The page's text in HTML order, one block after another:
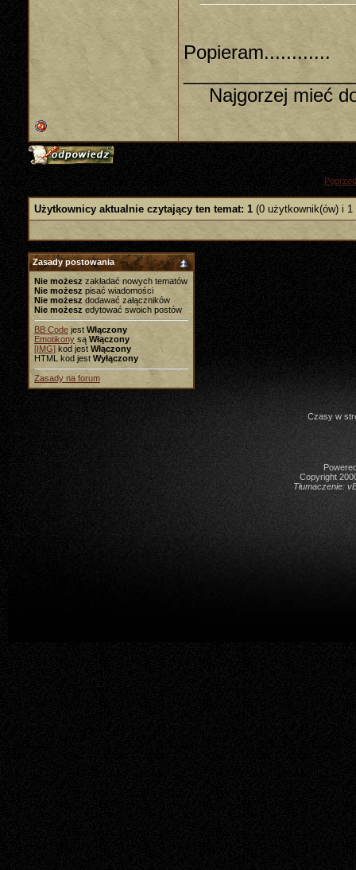
Popieram............
Najgorzej mieć
Użytkownicy aktualnie czytający ten temat: 1 (0 użytkownik(ów) i 1
Zasady postowania
Nie możesz zakładać nowych tematów
Nie możesz pisać wiadomości
Nie możesz dodawać załączników
Nie możesz edytować swoich postów
BB Code jest Włączony
Emotikony są Włączony
[IMG] kod jest Włączony
HTML kod jest Wyłączony
Zasady na forum
Czasy w
Copyright
Tłumaczenie: